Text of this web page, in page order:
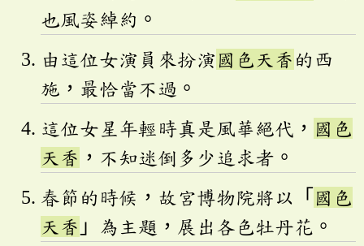
也風姿綽約。
由這位女演員來扮演國色天香 的西
施，最恰當不過。
這位女星年輕時真是風華絕代， 國色
天香 ，不知迷倒多少追求者。
春節的時候，故宮博物院將以「 國色
天香 」為主題，展出各色牡丹花。